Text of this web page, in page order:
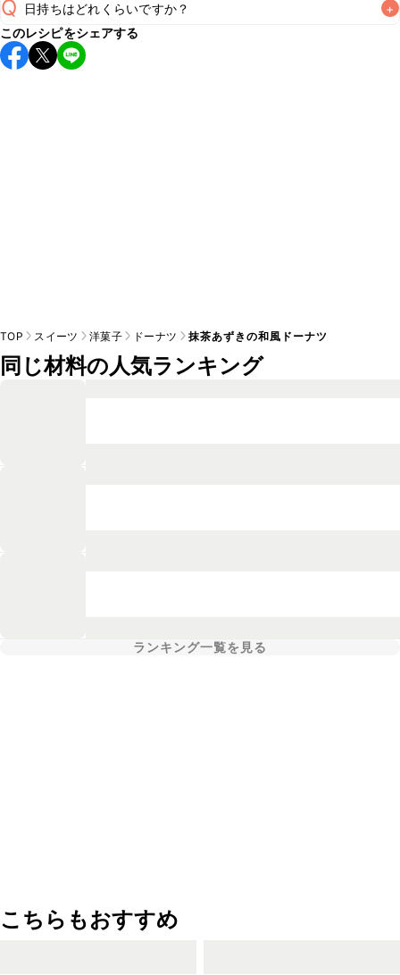
Q 日持ちはどれくらいですか？ +
保存期間は常温で2~3日が目安です。なるべくお早めにお召
し上がりください。
このレシピをシェアする
TOP スイーツ 洋菓子 ドーナツ 抹茶あずきの和風ドーナツ
同じ材料の人気ランキング
ランキング一覧を見る
こちらもおすすめ